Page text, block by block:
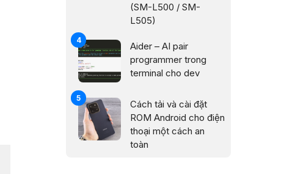
(SM-L500 / SM-
L505)
Aider – AI pair
programmer trong
terminal cho dev
Cách tải và cài đặt
ROM Android cho điện
thoại một cách an
toàn